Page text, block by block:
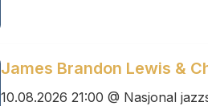
James Brandon Lewis &
10.08.2026 21:00 @ Nasjonal